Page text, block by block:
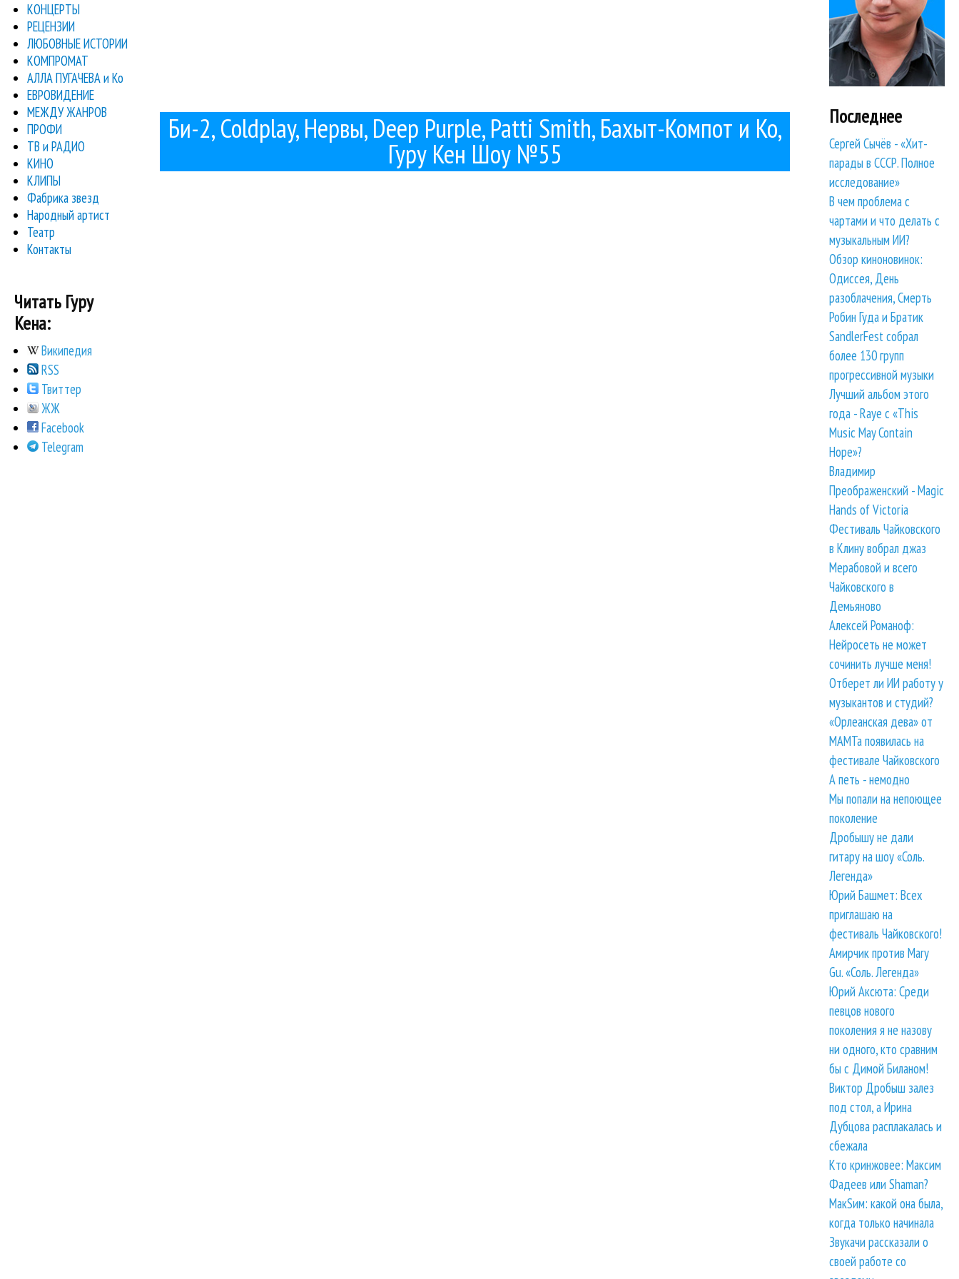
Би-2, Coldplay, Нервы, Deep Purple, Patti Smith, Бахыт-Компот и Ко,
Гуру Кен Шоу №55
КОНЦЕРТЫ
РЕЦЕНЗИИ
ЛЮБОВНЫЕ ИСТОРИИ
КОМПРОМАТ
АЛЛА ПУГАЧЕВА и Ко
ЕВРОВИДЕНИЕ
МЕЖДУ ЖАНРОВ
ПРОФИ
ТВ и РАДИО
КИНО
КЛИПЫ
Фабрика звезд
Народный артист
Театр
Контакты
Читать Гуру
Кена:
Википедия
RSS
Твиттер
ЖЖ
Facebook
Telegram
Последнее
Сергей Сычёв - «Хит-
парады в СССР. Полное
исследование»
В чем проблема с
чартами и что делать с
музыкальным ИИ?
Обзор киноновинок:
Одиссея, День
разоблачения, Смерть
Робин Гуда и Братик
SandlerFest собрал
более 130 групп
прогрессивной музыки
Лучший альбом этого
года - Raye с «This
Music May Contain
Hope»?
Владимир
Преображенский - Magic
Hands of Victoria
Фестиваль Чайковского
в Клину вобрал джаз
Мерабовой и всего
Чайковского в
Демьяново
Алексей Романоф:
Нейросеть не может
сочинить лучше меня!
Отберет ли ИИ работу у
музыкантов и студий?
«Орлеанская дева» от
МАМТа появилась на
фестивале Чайковского
А петь - немодно
Мы попали на непоющее
поколение
Дробышу не дали
гитару на шоу «Соль.
Легенда»
Юрий Башмет: Всех
приглашаю на
фестиваль Чайковского!
Амирчик против Mary
Gu. «Соль. Легенда»
Юрий Аксюта: Среди
певцов нового
поколения я не назову
ни одного, кто сравним
бы с Димой Биланом!
Виктор Дробыш залез
под стол, а Ирина
Дубцова расплакалась и
сбежала
Кто кринжовее: Максим
Фадеев или Shaman?
МакSим: какой она была,
когда только начинала
Звукачи рассказали о
своей работе со